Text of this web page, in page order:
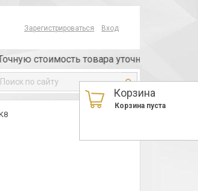
Зарегистрироваться Вход
стоимость товара уточняйте у
Корзина
Корзина пуста